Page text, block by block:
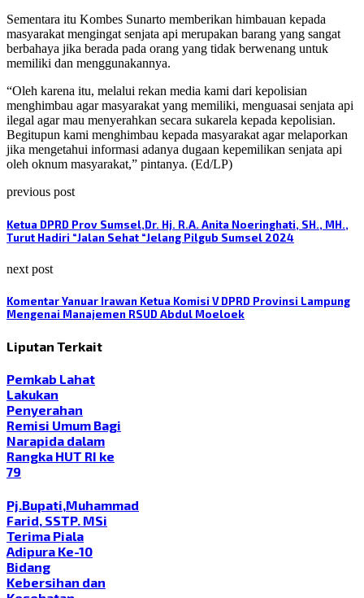
Sementara itu Kombes Sunarto memberikan himbauan kepada
masyarakat mengingat senjata api merupakan barang yang sangat
berbahaya jika berada pada orang yang tidak berwenang untuk
memiliki dan menggunakannya.
“Oleh karena itu, melalui rekan media kami dari kepolisian
menghimbau agar masyarakat yang memiliki, menguasai senjata api
ilegal agar mau menyerahkan secara sukarela kepada kepolisian.
Begitupun kami menghimbau kepada masyarakat agar melaporkan
jika mengetahui informasi adanya dugaan kepemilikan senjata api
oleh oknum masyarakat,” pintanya. (Ed/LP)
previous post
Ketua DPRD Prov Sumsel,Dr. Hj. R.A. Anita Noeringhati, SH., MH.,
Turut Hadiri “Jalan Sehat “Jelang Pilgub Sumsel 2024
next post
Komentar Yanuar Irawan Ketua Komisi V DPRD Provinsi Lampung
Mengenai Manajemen RSUD Abdul Moeloek
Liputan Terkait
Pemkab Lahat
Lakukan
Penyerahan
Remisi Umum Bagi
Narapida dalam
Rangka HUT RI ke
79
Pj.Bupati,Muhammad
Farid, SSTP. MSi
Terima Piala
Adipura Ke-10
Bidang
Kebersihan dan